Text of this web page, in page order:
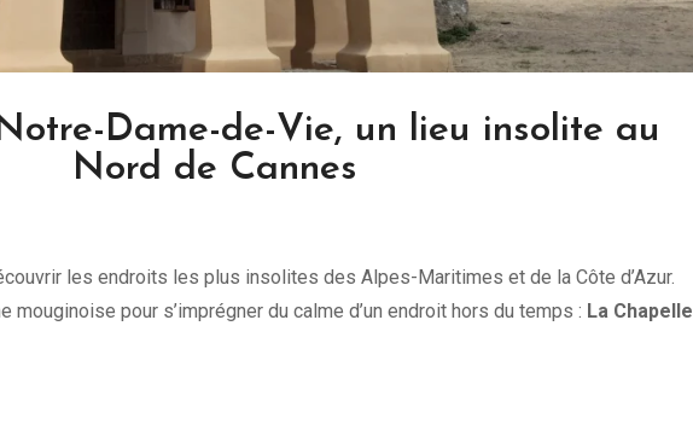
Dame-de-Vie, un lieu insolite au
Nord de Cannes
les endroits les plus insolites des Alpes-Maritimes et de la Côte d’Azur.
mouginoise pour s’imprégner du calme d’un endroit hors du temps : La Chapelle